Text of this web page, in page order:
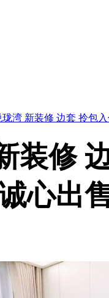
湾 新装修 边套 拎包
装修
心出